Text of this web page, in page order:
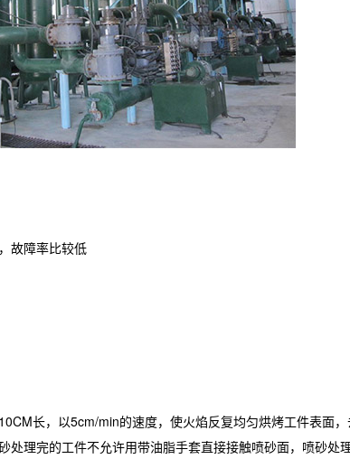
故障率比较低
长，以5cm/min的速度，使火焰反复均匀烘烤工件表面，
理完的工件不允许用带油脂手套直接接触喷砂面，喷砂处